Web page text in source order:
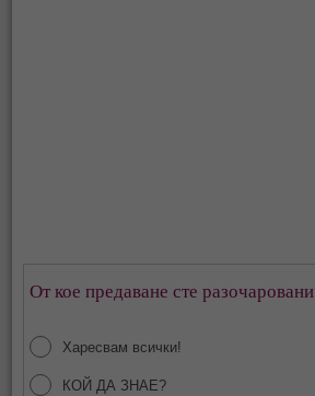
От кое предаване сте
Харесвам всички!
КОЙ ДА ЗНАЕ?